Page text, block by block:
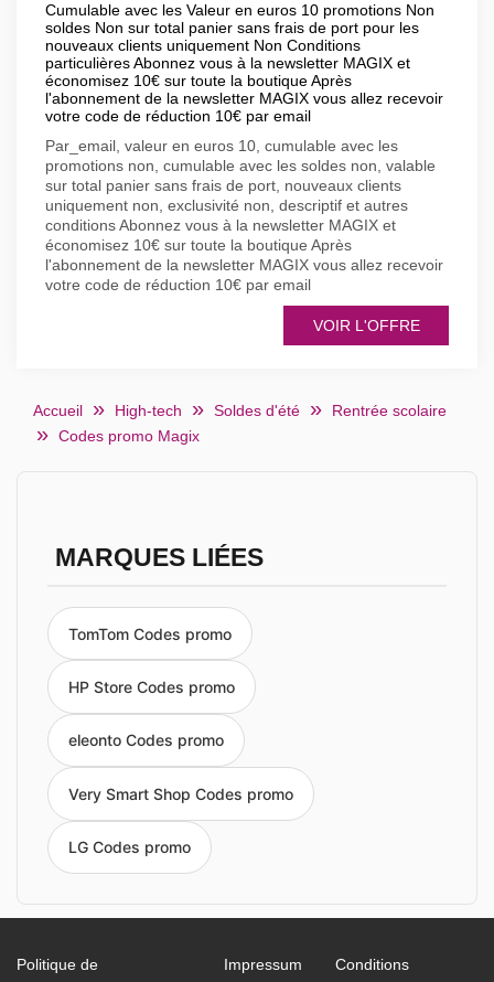
Cumulable avec les Valeur en euros 10 promotions Non
soldes Non sur total panier sans frais de port pour les
nouveaux clients uniquement Non Conditions
particulières Abonnez vous à la newsletter MAGIX et
économisez 10€ sur toute la boutique Après
l'abonnement de la newsletter MAGIX vous allez recevoir
votre code de réduction 10€ par email
Par_email, valeur en euros 10, cumulable avec les
promotions non, cumulable avec les soldes non, valable
sur total panier sans frais de port, nouveaux clients
uniquement non, exclusivité non, descriptif et autres
conditions Abonnez vous à la newsletter MAGIX et
économisez 10€ sur toute la boutique Après
l'abonnement de la newsletter MAGIX vous allez recevoir
votre code de réduction 10€ par email
VOIR L'OFFRE
Accueil High-tech Soldes d'été
Rentrée scolaire
Codes promo Magix
MARQUES LIÉES
TomTom Codes promo
HP Store Codes promo
eleonto Codes promo
Very Smart Shop Codes promo
LG Codes promo
Politique de Impressum Conditions